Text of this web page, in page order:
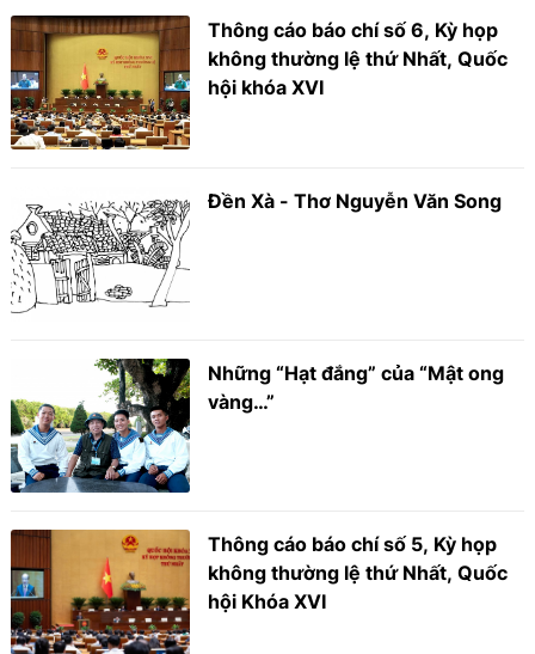
Thông cáo báo chí số 6, Kỳ họp
không thường lệ thứ Nhất, Quốc
hội khóa XVI
Đền Xà - Thơ Nguyễn Văn Song
Những “Hạt đắng” của “Mật ong
vàng…”
Thông cáo báo chí số 5, Kỳ họp
không thường lệ thứ Nhất, Quốc
hội Khóa XVI